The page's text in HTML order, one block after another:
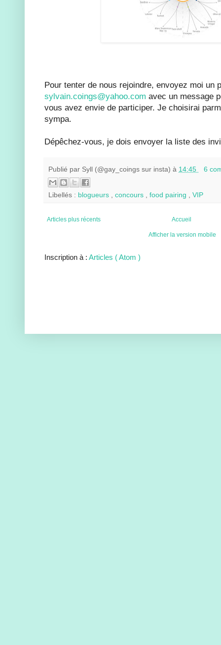
Pour tenter de nous rejoindre, envoyez moi un
sylvain.coings@yahoo.com avec un message
vous avez envie de participer. Je choisirai
sympa.
Dépêchez-vous, je dois envoyer la liste des
Publié par Syll (@gay_coings sur insta) à 14:45 6
Libellés : blogueurs concours food pairing VIP
Articles plus récents Accueil
Afficher la version mobile
Inscription à : Articles ( Atom )